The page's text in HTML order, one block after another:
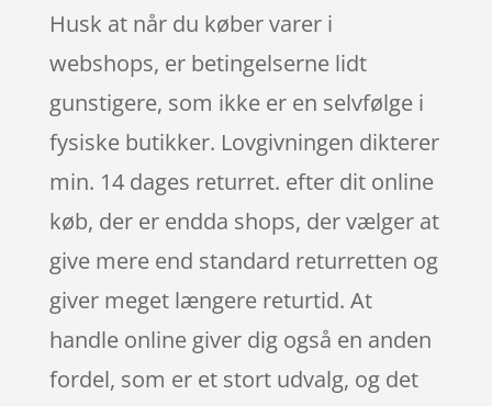
Husk at når du køber varer i
webshops, er betingelserne lidt
gunstigere, som ikke er en selvfølge i
fysiske butikker. Lovgivningen dikterer
min. 14 dages returret. efter dit online
køb, der er endda shops, der vælger at
give mere end standard returretten og
giver meget længere returtid. At
handle online giver dig også en anden
fordel, som er et stort udvalg, og det